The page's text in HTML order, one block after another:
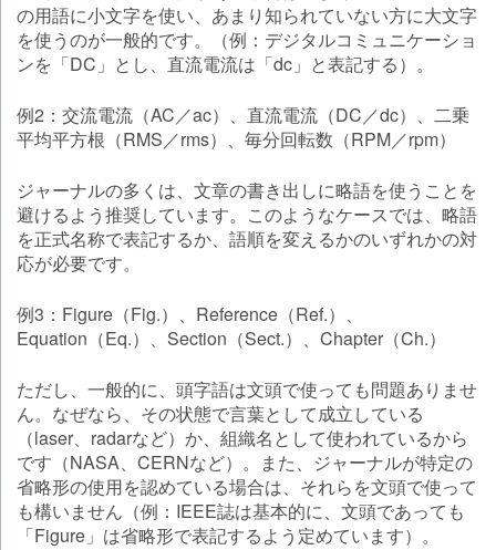
の用語に小文字を使い、あまり知られていない方に大文字
を使うのが一般的です。（例：デジタルコミュニケーショ
ンを「DC」とし、直流電流は「dc」と表記する）。
例2：交流電流（AC／ac）、直流電流（DC／dc）、二乗
平均平方根（RMS／rms）、毎分回転数（RPM／rpm）
ジャーナルの多くは、文章の書き出しに略語を使うことを
避けるよう推奨しています。このようなケースでは、略語
を正式名称で表記するか、語順を変えるかのいずれかの対
応が必要です。
例3：Figure（Fig.）、Reference（Ref.）、
Equation（Eq.）、Section（Sect.）、Chapter（Ch.）
ただし、一般的に、頭字語は文頭で使っても問題ありませ
ん。なぜなら、その状態で言葉として成立している
（laser、radarなど）か、組織名として使われているから
です（NASA、CERNなど）。また、ジャーナルが特定の
省略形の使用を認めている場合は、それらを文頭で使って
も構いません（例：IEEE誌は基本的に、文頭であっても
「Figure」は省略形で表記するよう定めています）。